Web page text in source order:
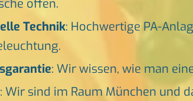
offen.
Technik: Hochwertige PA-
: Wir wissen, wie man
: Wir sind im Raum München und